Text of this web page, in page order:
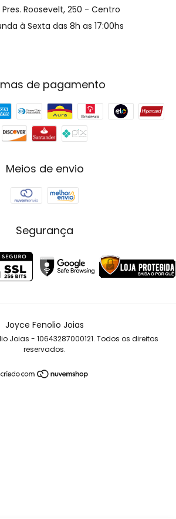
Pres. Roosevelt, 250 - Centro
à Sexta das 8h as 17:00hs
de pagamento
Meios de envio
Segurança
Joyce Fenolio Joias
Joias - 10643287000121. Todos os direitos
reservados.